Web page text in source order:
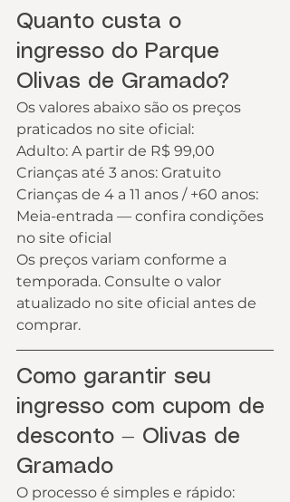
Quanto custa o
ingresso do Parque
Olivas de Gramado?
Os valores abaixo são os preços
praticados no site oficial:
Adulto: A partir de R$ 99,00
Crianças até 3 anos: Gratuito
Crianças de 4 a 11 anos / +60 anos:
Meia-entrada — confira condições
no site oficial
Os preços variam conforme a
temporada. Consulte o valor
atualizado no site oficial antes de
comprar.
Como garantir seu
ingresso com cupom de
desconto — Olivas de
Gramado
O processo é simples e rápido: